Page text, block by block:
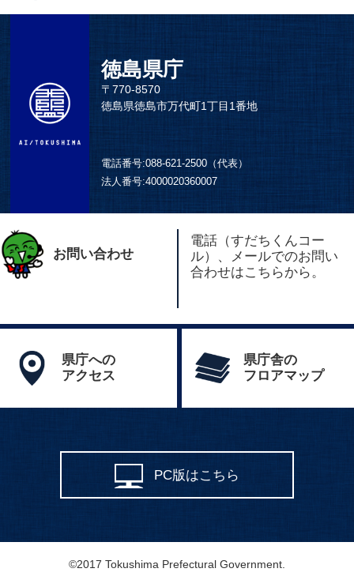
徳島県庁
〒770-8570
徳島県徳島市万代町1丁目1番地
電話番号:088-621-2500（代表）
法人番号:4000020360007
お問い合わせ
電話（すだちくんコー
ル）、メールでのお問い
合わせはこちらから。
県庁への
アクセス
県庁舎の
フロアマップ
PC版はこちら
©2017 Tokushima Prefectural Government.